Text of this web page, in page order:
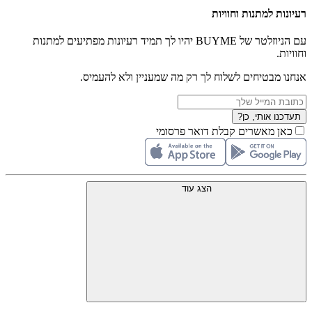
רעיונות למתנות וחוויות
עם הניוזלטר של BUYME יהיו לך תמיד רעיונות מפתיעים למתנות
וחוויות.
אנחנו מבטיחים לשלוח לך רק מה שמעניין ולא להעמיס.
תעדכנו אותי, כן?
כאן מאשרים קבלת דואר פרסומי
הצג עוד